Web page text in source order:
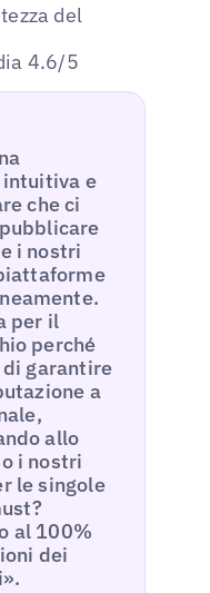
del
4.6/5
e
che ci
i nostri
per il
perché
garantire
a
allo
i nostri
le singole
al 100%
dei